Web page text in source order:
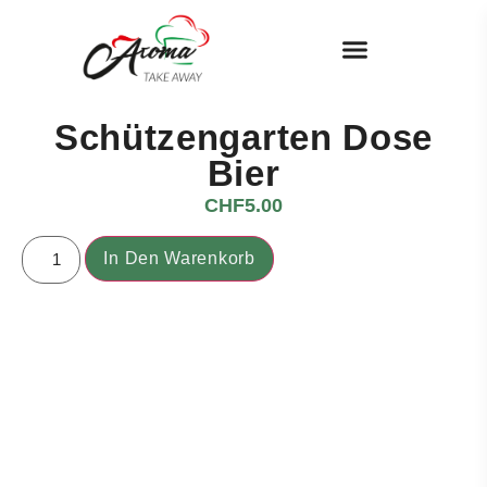
Schützengarten Dose
Bier
CHF5.00
In Den Warenkorb